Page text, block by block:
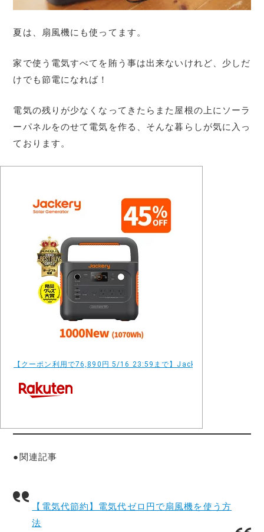
夏は、扇風機にも使ってます。
家で使う電気すべてを賄う事は出来ないけれど、少しだ
けでも節電になれば！
電気の残りが少なくなってきたらまた屋根の上にソーラ
ーパネルをのせて電気を作る、そんな暮らしが気に入っ
ております。
【クーポン利用で76,890円 5/16 23:59まで】Jackery ポータブル電
●関連記事
【電気代節約】電気代ゼロ円で扇風機を使う方
法